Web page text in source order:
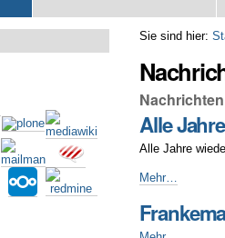
Sie sind hier:
Alle
Alle Jahre
Alle
wieder
Mehr…
Frankemahl